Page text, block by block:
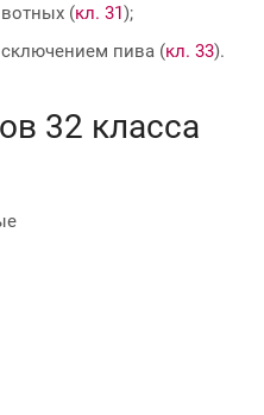
(кл. 31);
пива (кл. 33).
32 класса